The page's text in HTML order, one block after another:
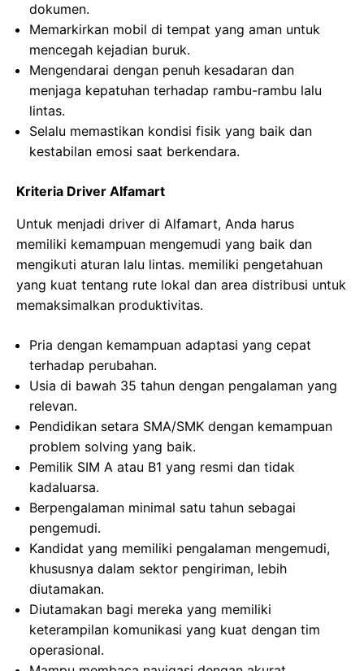
dokumen.
Memarkirkan mobil di tempat yang aman untuk
mencegah kejadian buruk.
Mengendarai dengan penuh kesadaran dan
menjaga kepatuhan terhadap rambu-rambu lalu
lintas.
Selalu memastikan kondisi fisik yang baik dan
kestabilan emosi saat berkendara.
Kriteria Driver Alfamart
Untuk menjadi driver di Alfamart, Anda harus
memiliki kemampuan mengemudi yang baik dan
mengikuti aturan lalu lintas. memiliki pengetahuan
yang kuat tentang rute lokal dan area distribusi untuk
memaksimalkan produktivitas.
Pria dengan kemampuan adaptasi yang cepat
terhadap perubahan.
Usia di bawah 35 tahun dengan pengalaman yang
relevan.
Pendidikan setara SMA/SMK dengan kemampuan
problem solving yang baik.
Pemilik SIM A atau B1 yang resmi dan tidak
kadaluarsa.
Berpengalaman minimal satu tahun sebagai
pengemudi.
Kandidat yang memiliki pengalaman mengemudi,
khususnya dalam sektor pengiriman, lebih
diutamakan.
Diutamakan bagi mereka yang memiliki
keterampilan komunikasi yang kuat dengan tim
operasional.